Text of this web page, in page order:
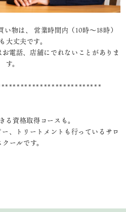
物は、 営業時間内（10時～18時）
大丈夫です。
電話、店舗にでれないことがありま
す。
る資格取得コースも。
、トリートメントも行っているサロ
ールです。